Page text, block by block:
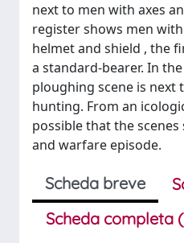
next to men with axes
register shows men
helmet and shield , the
a standard-bearer. In
ploughing scene is next
hunting. From an
possible that the
and warfare episode.
Scheda breve
Scheda completa